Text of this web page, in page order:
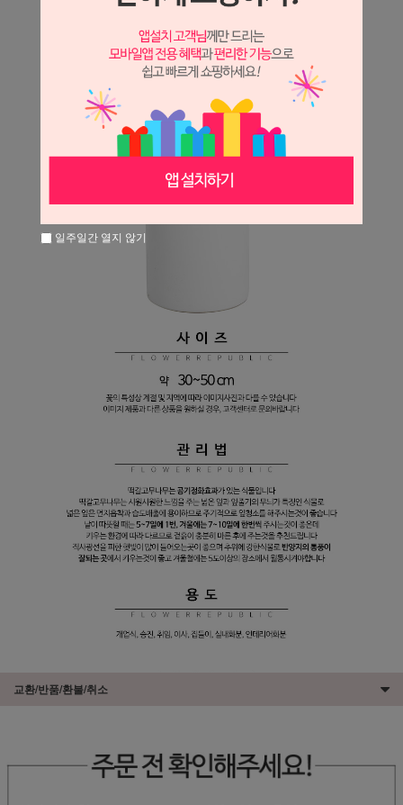
교환/반품/환불/취소
일주일간 열지 않기